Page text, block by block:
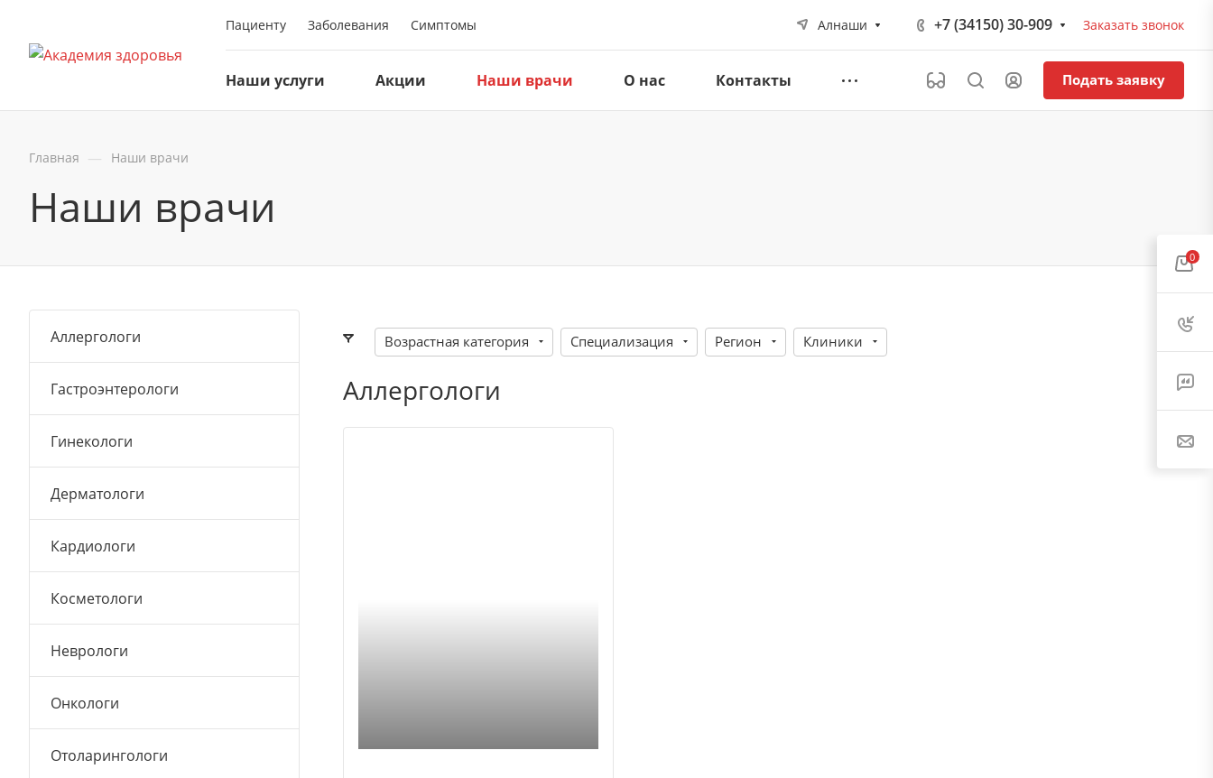
Пациенту Заболевания Симптомы Алнаши +7 (34150) 30-909 Заказать звонок
Наши услуги Акции Наши врачи О нас Контакты Подать заявку
Главная — Наши врачи
Наши врачи
Возрастная категория Специализация Регион Клиники
Аллергологи
Аллергологи
Гастроэнтерологи
Гинекологи
Дерматологи
Кардиологи
Косметологи
Неврологи
Онкологи
Отоларингологи
0